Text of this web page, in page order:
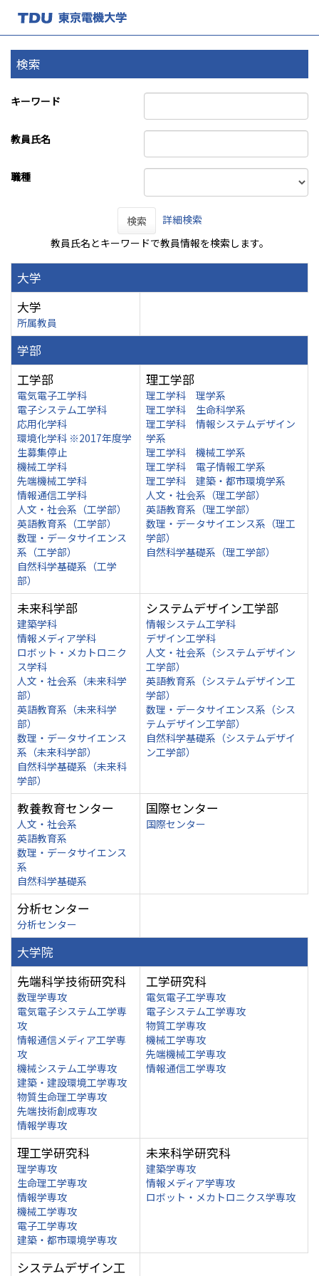
検索
キーワード
教員氏名
職種
検索
詳細検索
教員氏名とキーワードで教員情報を検索します。
大学
大学
所属教員
学部
工学部
電気電子工学科
電子システム工学科
応用化学科
環境化学科 ※2017年度学
生募集停止
機械工学科
先端機械工学科
情報通信工学科
人文・社会系（工学部）
英語教育系（工学部）
数理・データサイエンス
系（工学部）
自然科学基礎系（工学
部）
理工学部
理工学科 理学系
理工学科 生命科学系
理工学科 情報システムデザイン
学系
理工学科 機械工学系
理工学科 電子情報工学系
理工学科 建築・都市環境学系
人文・社会系（理工学部）
英語教育系（理工学部）
数理・データサイエンス系（理工
学部）
自然科学基礎系（理工学部）
未来科学部
建築学科
情報メディア学科
ロボット・メカトロニク
ス学科
人文・社会系（未来科学
部）
英語教育系（未来科学
部）
数理・データサイエンス
系（未来科学部）
自然科学基礎系（未来科
学部）
システムデザイン工学部
情報システム工学科
デザイン工学科
人文・社会系（システムデザイン
工学部）
英語教育系（システムデザイン工
学部）
数理・データサイエンス系（シス
テムデザイン工学部）
自然科学基礎系（システムデザイ
ン工学部）
教養教育センター
人文・社会系
英語教育系
数理・データサイエンス
系
自然科学基礎系
国際センター
国際センター
分析センター
分析センター
大学院
先端科学技術研究科
数理学専攻
電気電子システム工学専
攻
情報通信メディア工学専
攻
機械システム工学専攻
建築・建設環境工学専攻
物質生命理工学専攻
先端技術創成専攻
情報学専攻
工学研究科
電気電子工学専攻
電子システム工学専攻
物質工学専攻
機械工学専攻
先端機械工学専攻
情報通信工学専攻
理工学研究科
理学専攻
生命理工学専攻
情報学専攻
機械工学専攻
電子工学専攻
建築・都市環境学専攻
未来科学研究科
建築学専攻
情報メディア学専攻
ロボット・メカトロニクス学専攻
システムデザイン工